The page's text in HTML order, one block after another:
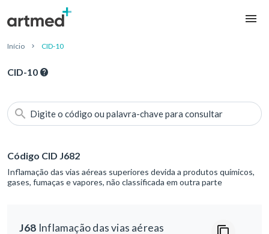
Início CID-10
CID-10
Digite o código ou palavra-chave para consultar
Código CID J682
Inflamação das vias aéreas superiores devida a produtos químicos,
gases, fumaças e vapores, não classificada em outra parte
J68 Inflamação das vias aéreas